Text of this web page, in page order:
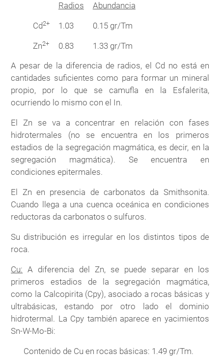
Radios Abundancia
Cd2+ 1.03 0.15 gr/Tm
Zn2+ 0.83 1.33 gr/Tm
A pesar de la diferencia de radios, el Cd no está en
cantidades suficientes como para formar un mineral
propio, por lo que se camufla en la Esfalerita,
ocurriendo lo mismo con el In.
El Zn se va a concentrar en relación con fases
hidrotermales (no se encuentra en los primeros
estadios de la segregación magmática, es decir, en la
segregación magmática). Se encuentra en
condiciones epitermales.
El Zn en presencia de carbonatos da Smithsonita.
Cuando llega a una cuenca oceánica en condiciones
reductoras da carbonatos o sulfuros.
Su distribución es irregular en los distintos tipos de
roca.
Cu: A diferencia del Zn, se puede separar en los
primeros estadios de la segregación magmática,
como la Calcopirita (Cpy), asociado a rocas básicas y
ultrabásicas, estando por otro lado el dominio
hidrotermal. La Cpy también aparece en yacimientos
Sn-W-Mo-Bi:
Contenido de Cu en rocas básicas: 1.49 gr/Tm.